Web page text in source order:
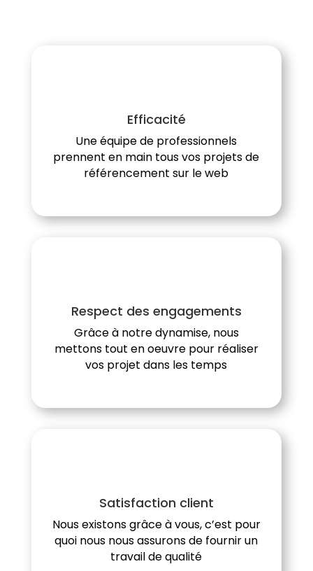
Efficacité
Une équipe de professionnels
prennent en main tous vos projets de
référencement sur le web
Respect des engagements
Grâce à notre dynamise, nous
mettons tout en oeuvre pour réaliser
vos projet dans les temps
Satisfaction client
Nous existons grâce à vous, c’est pour
quoi nous nous assurons de fournir un
travail de qualité